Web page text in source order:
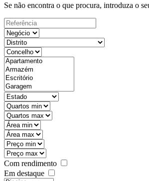
Se não encontra o que procura, introduza o
Com rendimento
Em destaque